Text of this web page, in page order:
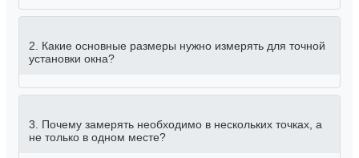
2. Какие основные размеры нужно измерять для точной
установки окна?
3. Почему замерять необходимо в нескольких точках, а
не только в одном месте?